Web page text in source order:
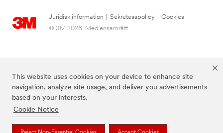
This website uses cookies on your device to enhance site
navigation, analyze site usage, and deliver you advertisements
based on your interests.
Cookie Notice
Juridisk information Sekretesspolicy
Cookies
© 3M 2026. Med ensamrätt.
Varumärken som anges ovan är varumärken som tillhör 3M.